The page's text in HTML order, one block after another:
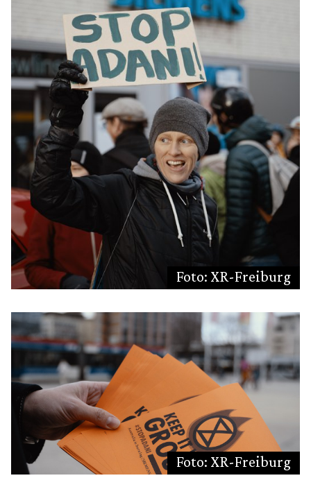
Foto: XR-Freiburg
Foto: XR-Freiburg